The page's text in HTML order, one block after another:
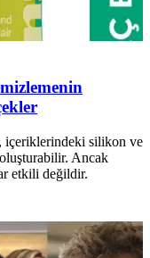
içeriklerindeki silikon ve
Ancak
etkili değildir.